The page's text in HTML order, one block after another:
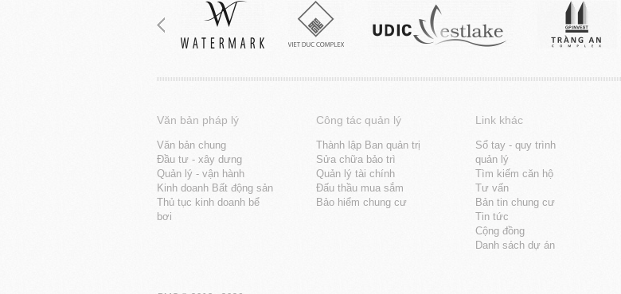
Văn bản pháp lý
Văn bản chung
Đầu tư - xây dưng
Quản lý - vận hành
Kinh doanh Bất động sản
Thủ tục kinh doanh bể
bơi
Công tác quản lý
Thành lập Ban quản trị
Sửa chữa bảo trì
Quản lý tài chính
Đấu thầu mua sắm
Bảo hiểm chung cư
Link khác
Sổ tay - quy trình
quản lý
Tìm kiếm căn hộ
Tư vấn
Bản tin chung cư
Tin tức
Cộng đồng
Danh sách dự án